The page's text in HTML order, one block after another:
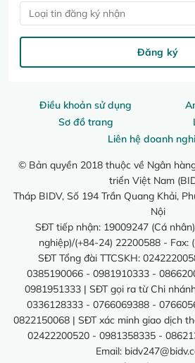
Điều khoản sử dụng
Sơ đồ trang
Liên hệ doanh
© Bản quyền 2018 thuộc về Ngân
triển Việt Nam
Tháp BIDV, Số 194 Trần Quang Khải,
Nội
SĐT tiếp nhận: 19009247 (Cá
nghiệp)/(+84-24) 22200588 - Fax:
SĐT Tổng đài TTCSKH:
0385190066 - 0981910333 -
0981951333 | SĐT gọi ra từ Chi
0336128333 - 0766069388 -
0822150068 | SĐT xác minh giao dịch
02422200520 - 0981358335 -
Email:
Loại tin đăng ký nhận
Đăng ký